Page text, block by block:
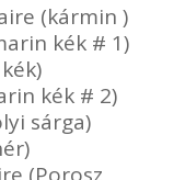
(kármin )
kék # 1)
kék # 2)
sárga)